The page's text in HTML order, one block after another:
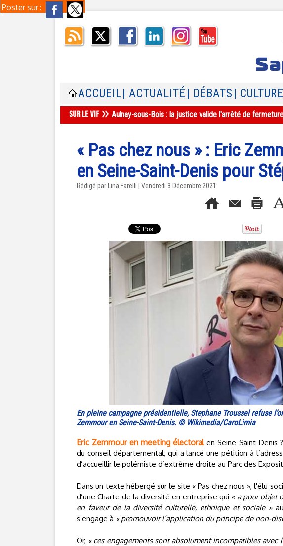
Poster sur :
ACCUEIL | ACTUALITÉ | DÉBATS | CULTURE
Aulnay-sous-Bois : la justice valide l'arrêté de
« Pas chez nous » : Eric
en Seine-Saint-Denis pour
Rédigé par Lina Farelli | Vendredi 3 Décembre 2021
En pleine campagne présidentielle, Stephane Troussel refuse
Zemmour en Seine-Saint-Denis. © Wikimedia/CaroLimia
Eric Zemmour en meeting électoralen Seine-Saint-Denis
du conseil départemental, qui a lancé une pétition à
d’accueillir le polémiste d’extrême droite au Parc des
Dans un texte hébergé sur le site « Pas chez nous », l'élu
d’une Charte de la diversité en entreprise qui « a pour objet
en faveur de la diversité culturelle, ethnique et sociale »au
s’engage à « promouvoir l’application du principe de non-
Or, « ces engagements sont absolument incompatibles avec